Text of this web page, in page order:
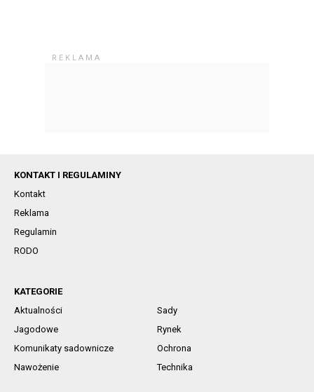
KONTAKT I REGULAMINY
Kontakt
Reklama
Regulamin
RODO
KATEGORIE
Aktualności
Sady
Jagodowe
Rynek
Komunikaty sadownicze
Ochrona
Nawożenie
Technika